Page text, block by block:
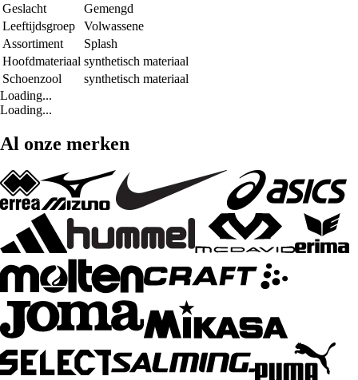
Geslacht
Gemengd
Leeftijdsgroep
Volwassene
Assortiment
Splash
Hoofdmateriaal synthetisch materiaal
Schoenzool
synthetisch materiaal
Loading...
Loading...
Al onze merken